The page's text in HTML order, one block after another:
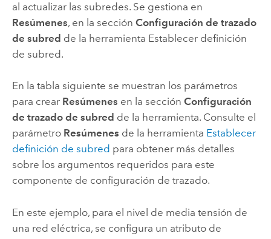
al actualizar las subredes. Se gestiona en
Resúmenes, en la sección Configuración de trazado
de subred de la herramienta Establecer definición
de subred.
En la tabla siguiente se muestran los parámetros
para crear Resúmenes en la sección Configuración
de trazado de subred de la herramienta. Consulte el
parámetro Resúmenes de la herramienta Establecer
definición de subred para obtener más detalles
sobre los argumentos requeridos para este
componente de configuración de trazado.
En este ejemplo, para el nivel de media tensión de
una red eléctrica, se configura un atributo de